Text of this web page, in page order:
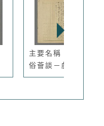
主要名稱：〈台灣民
俗薈談－戲...